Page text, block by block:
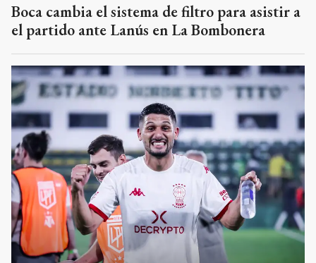
Boca cambia el sistema de filtro para asistir a
el partido ante Lanús en La Bombonera